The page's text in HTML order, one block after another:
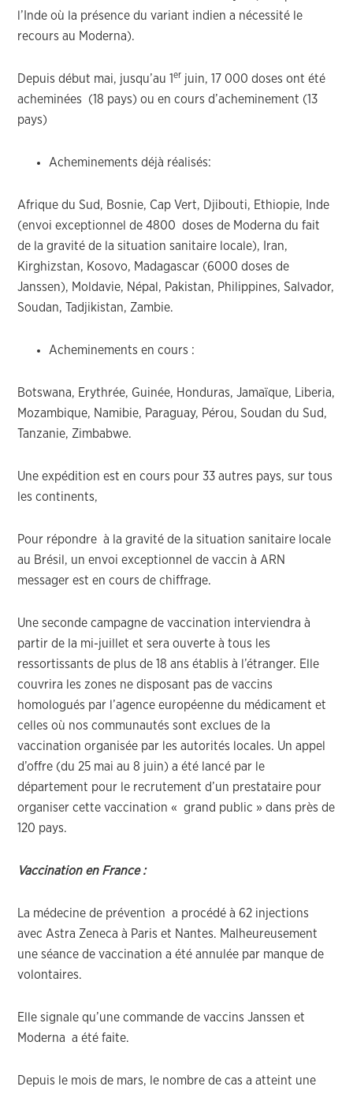
l’Inde où la présence du variant indien a nécessité le
recours au Moderna).
Depuis début mai, jusqu’au 1er juin, 17 000 doses ont été
acheminées (18 pays) ou en cours d’acheminement (13
pays)
Acheminements déjà réalisés:
Afrique du Sud, Bosnie, Cap Vert, Djibouti, Ethiopie, Inde
(envoi exceptionnel de 4800 doses de Moderna du fait
de la gravité de la situation sanitaire locale), Iran,
Kirghizstan, Kosovo, Madagascar (6000 doses de
Janssen), Moldavie, Népal, Pakistan, Philippines, Salvador,
Soudan, Tadjikistan, Zambie.
Acheminements en cours :
Botswana, Erythrée, Guinée, Honduras, Jamaïque, Liberia,
Mozambique, Namibie, Paraguay, Pérou, Soudan du Sud,
Tanzanie, Zimbabwe.
Une expédition est en cours pour 33 autres pays, sur tous
les continents,
Pour répondre à la gravité de la situation sanitaire locale
au Brésil, un envoi exceptionnel de vaccin à ARN
messager est en cours de chiffrage.
Une seconde campagne de vaccination interviendra à
partir de la mi-juillet et sera ouverte à tous les
ressortissants de plus de 18 ans établis à l’étranger. Elle
couvrira les zones ne disposant pas de vaccins
homologués par l’agence européenne du médicament et
celles où nos communautés sont exclues de la
vaccination organisée par les autorités locales. Un appel
d’offre (du 25 mai au 8 juin) a été lancé par le
département pour le recrutement d’un prestataire pour
organiser cette vaccination « grand public » dans près de
120 pays.
Vaccination en France :
La médecine de prévention a procédé à 62 injections
avec Astra Zeneca à Paris et Nantes. Malheureusement
une séance de vaccination a été annulée par manque de
volontaires.
Elle signale qu’une commande de vaccins Janssen et
Moderna a été faite.
Depuis le mois de mars, le nombre de cas a atteint une